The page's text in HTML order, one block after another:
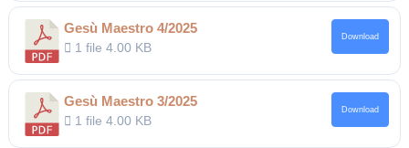
Gesù Maestro 4/2025
1 file4.00 KB
Download
Gesù Maestro 3/2025
1 file4.00 KB
Download